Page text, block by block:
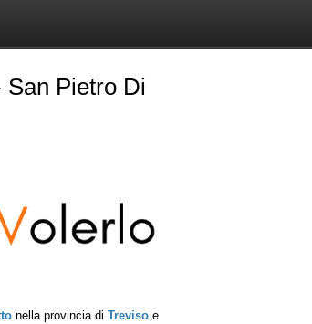
San Pietro Di
nella provincia di Treviso e